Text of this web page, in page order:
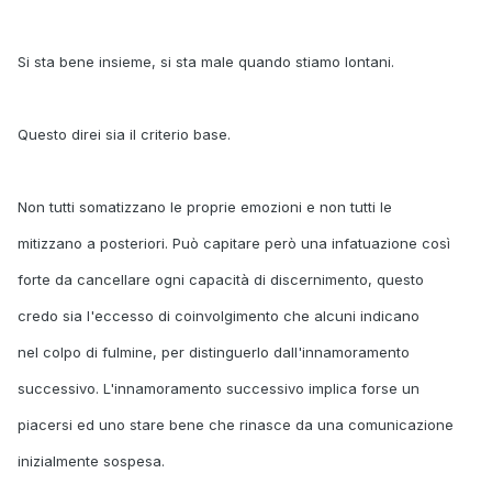
Si sta bene insieme, si sta male quando stiamo lontani.
Questo direi sia il criterio base.
Non tutti somatizzano le proprie emozioni e non tutti le
mitizzano a posteriori. Può capitare però una infatuazione così
forte da cancellare ogni capacità di discernimento, questo
credo sia l'eccesso di coinvolgimento che alcuni indicano
nel colpo di fulmine, per distinguerlo dall'innamoramento
successivo. L'innamoramento successivo implica forse un
piacersi ed uno stare bene che rinasce da una comunicazione
inizialmente sospesa.